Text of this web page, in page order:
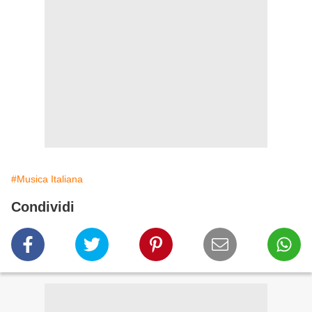
#Musica Italiana
Condividi